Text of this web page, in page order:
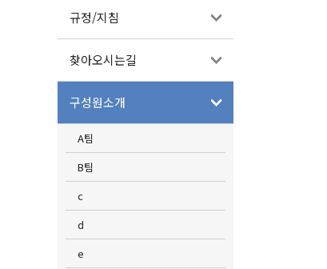
규정/지침
찾아오시는길
구성원소개
A팀
B팀
c
d
e